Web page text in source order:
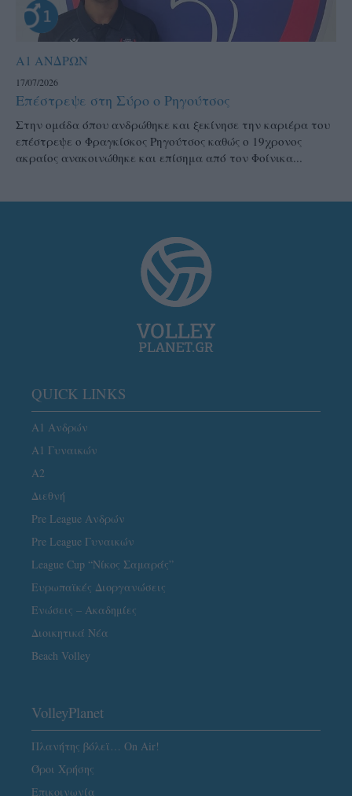
Α1 ΑΝΔΡΩΝ
17/07/2026
Επέστρεψε στη Σύρο ο Ρηγούτσος
Στην ομάδα όπου ανδρώθηκε και ξεκίνησε την καριέρα του
επέστρεψε ο Φραγκίσκος Ρηγούτσος καθώς ο 19χρονος
ακραίος ανακοινώθηκε και επίσημα από τον Φοίνικα...
QUICK LINKS
Α1 Ανδρών
Α1 Γυναικών
A2
Διεθνή
Pre League Ανδρών
Pre League Γυναικών
League Cup “Νίκος Σαμαράς”
Ευρωπαϊκές Διοργανώσεις
Ενώσεις – Ακαδημίες
Διοικητικά Νέα
Beach Volley
VolleyPlanet
Πλανήτης βόλεϊ… On Air!
Όροι Χρήσης
Επικοινωνία